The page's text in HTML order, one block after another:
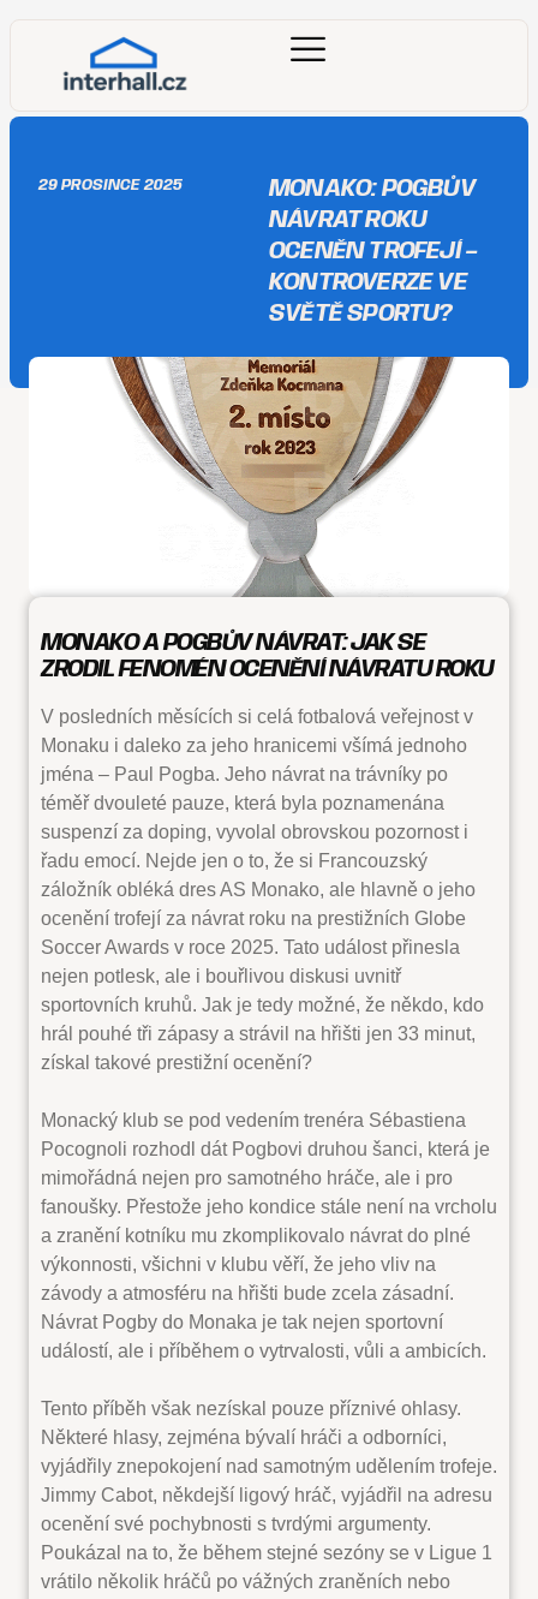
29 PROSINCE 2025
MONAKO: POGBŮV
NÁVRAT ROKU
OCENĚN TROFEJÍ –
KONTROVERZE VE
SVĚTĚ SPORTU?
MONAKO A POGBŮV NÁVRAT: JAK SE
ZRODIL FENOMÉN OCENĚNÍ NÁVRATU ROKU
V posledních měsících si celá fotbalová veřejnost v
Monaku i daleko za jeho hranicemi všímá jednoho
jména – Paul Pogba. Jeho návrat na trávníky po
téměř dvouleté pauze, která byla poznamenána
suspenzí za doping, vyvolal obrovskou pozornost i
řadu emocí. Nejde jen o to, že si Francouzský
záložník obléká dres AS Monako, ale hlavně o jeho
ocenění trofejí za návrat roku na prestižních Globe
Soccer Awards v roce 2025. Tato událost přinesla
nejen potlesk, ale i bouřlivou diskusi uvnitř
sportovních kruhů. Jak je tedy možné, že někdo, kdo
hrál pouhé tři zápasy a strávil na hřišti jen 33 minut,
získal takové prestižní ocenění?
Monacký klub se pod vedením trenéra Sébastiena
Pocognoli rozhodl dát Pogbovi druhou šanci, která je
mimořádná nejen pro samotného hráče, ale i pro
fanoušky. Přestože jeho kondice stále není na vrcholu
a zranění kotníku mu zkomplikovalo návrat do plné
výkonnosti, všichni v klubu věří, že jeho vliv na
závody a atmosféru na hřišti bude zcela zásadní.
Návrat Pogby do Monaka je tak nejen sportovní
událostí, ale i příběhem o vytrvalosti, vůli a ambicích.
Tento příběh však nezískal pouze příznivé ohlasy.
Některé hlasy, zejména bývalí hráči a odborníci,
vyjádřily znepokojení nad samotným udělením trofeje.
Jimmy Cabot, někdejší ligový hráč, vyjádřil na adresu
ocenění své pochybnosti s tvrdými argumenty.
Poukázal na to, že během stejné sezóny se v Ligue 1
vrátilo několik hráčů po vážných zraněních nebo